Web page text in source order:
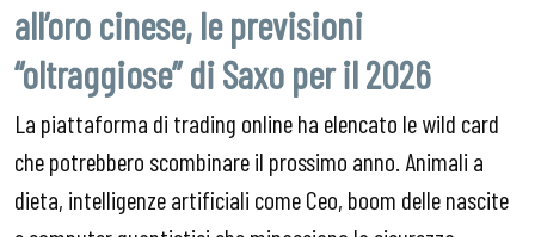
all’oro cinese, le previsioni
“oltraggiose” di Saxo per il 2026
La piattaforma di trading online ha elencato le wild card
che potrebbero scombinare il prossimo anno. Animali a
dieta, intelligenze artificiali come Ceo, boom delle nascite